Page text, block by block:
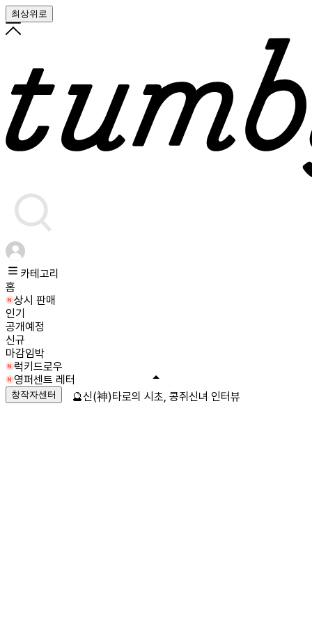
최상위로
카테고리
홈
상시 판매
인기
공개예정
신규
마감임박
럭키드로우
영퍼센트 레터
창작자센터 🔮신(神)타로의 시초, 콩쥐신녀 인터뷰